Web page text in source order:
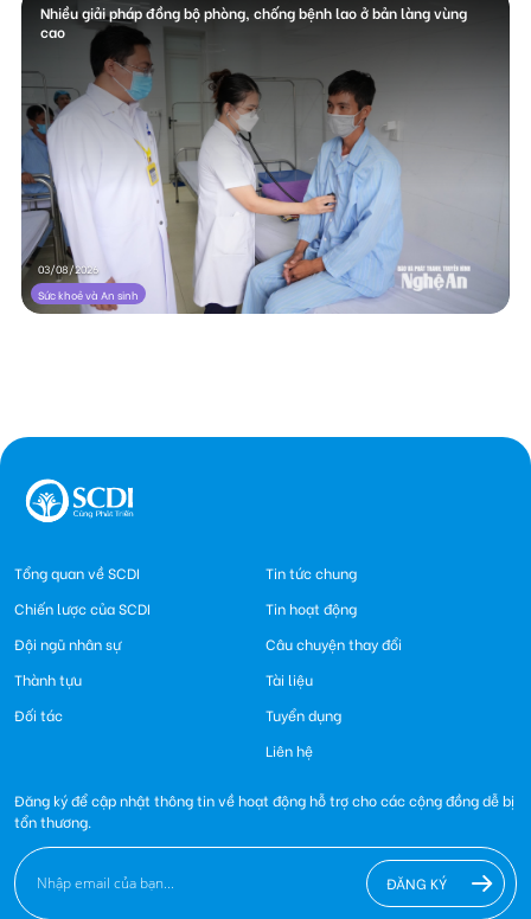
Nhiều giải pháp đồng bộ phòng, chống bệnh lao ở bản làng vùng
cao
03/08/2026
Sức khoẻ và An sinh
Tổng quan về SCDI
Chiến lược của SCDI
Đội ngũ nhân sự
Thành tựu
Đối tác
Tin tức chung
Tin hoạt động
Câu chuyện thay đổi
Tài liệu
Tuyển dụng
Liên hệ
Đăng ký để cập nhật thông tin về hoạt động hỗ trợ cho các cộng đồng dễ bị
tổn thương.
ĐĂNG KÝ